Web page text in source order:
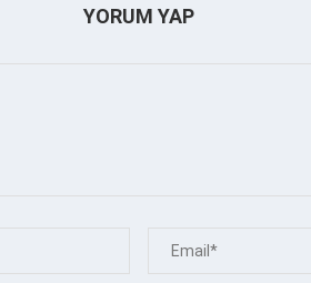
YORUM YAP